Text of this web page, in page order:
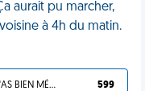
aurait pu marcher,
à 4h du matin.
TU L'AS BIEN MÉRITÉ 599